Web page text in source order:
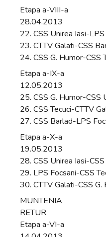
Etapa a-VIII-a
28.04.2013
22. CSS Unirea Iasi-
23. CTTV Galati-CSS
24. CSS G. Humor-CSS
Etapa a-IX-a
12.05.2013
25. CSS G. Humor-CSS
26. CSS Tecuci-CTTV
27. CSS Barlad-LPS
Etapa a-X-a
19.05.2013
28. CSS Unirea Iasi-
29. LPS Focsani-CSS
30. CTTV Galati-CSS
MUNTENIA
RETUR
Etapa a-VI-a